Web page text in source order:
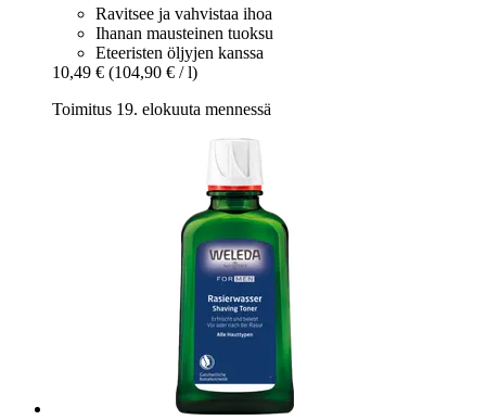
Ravitsee ja vahvistaa ihoa
Ihanan mausteinen tuoksu
Eteeristen öljyjen kanssa
10,49 € (104,90 € / l)
Toimitus 19. elokuuta mennessä